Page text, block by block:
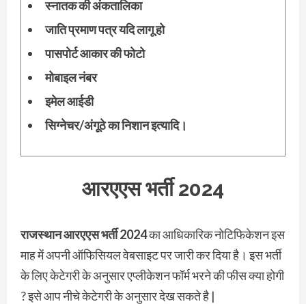
स्नातक की अंकतालिका
जाति प्रमाण पत्र यदि लागू हो
पासपोर्ट आकार की फोटो
मोबाइल नंबर
इमेल आईडी
सिग्नेचर/अंगूठे का निशान इत्यादि।
आरएएस भर्ती 2024
राजस्थान आरएएस भर्ती 2024का आधिकारिक नोटिफिकेशन इस
माह में अपनी ऑफिसियल वेबसाइट पर जारी कर दिया है। इस भर्ती
के लिए केटेगरी के अनुसार एप्लीकेशन फॉर्म भरने की फीस क्या होगी
? इसे आप नीचे केटेगरी के अनुसार देख सकते है |